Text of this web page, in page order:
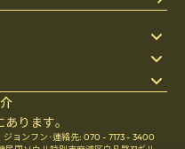
ります。
ジョンフン ·連絡先: 070 - 7173 - 3400